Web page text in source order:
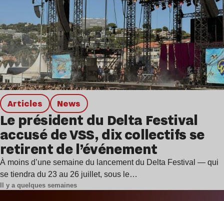
Articles news
Le président du Delta Festival
accusé de VSS, dix collectifs se
retirent de l’événement
À moins d’une semaine du lancement du Delta Festival — qui
se tiendra du 23 au 26 juillet, sous le…
Il y a quelques semaines